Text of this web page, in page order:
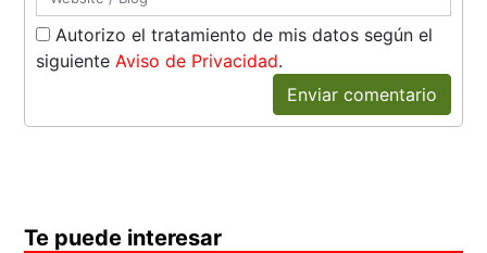
Autorizo el tratamiento de mis datos según el
siguienteAviso de Privacidad.
Enviar comentario
Te puede interesar